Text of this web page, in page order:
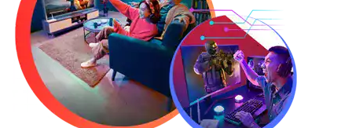
(untuk beberapa pilihan).
Kelebihan:Paket lengkap untuk pengguna yang
menginginkan internet, komunikasi, dan hiburan
(streaming & TV) dalam satu paket.
Paket Dynamic IP